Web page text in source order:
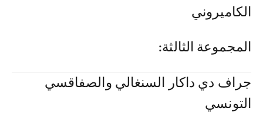
الكاميروني
المجموعة الثالثة:
جراف دي داكار السنغالي والصفاقسي
التونسي